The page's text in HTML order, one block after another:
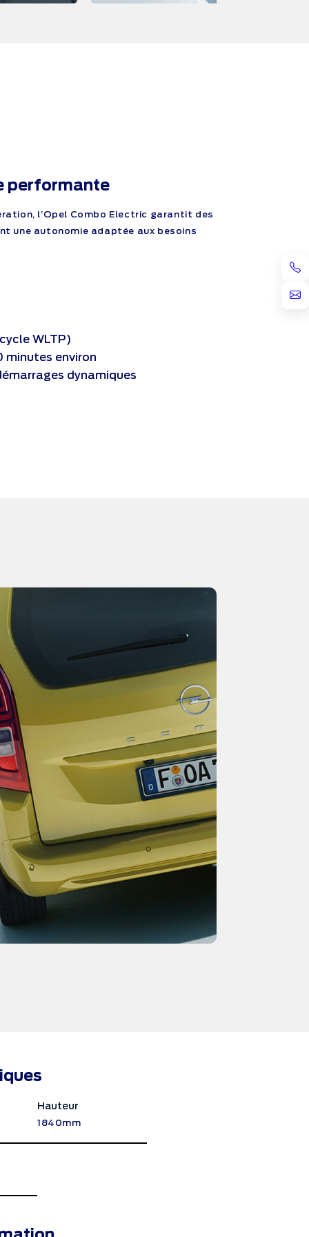
performante
l’Opel Combo Electric garantit des
une autonomie adaptée aux besoins
WLTP)
minutes environ
dynamiques
Hauteur
1840mm